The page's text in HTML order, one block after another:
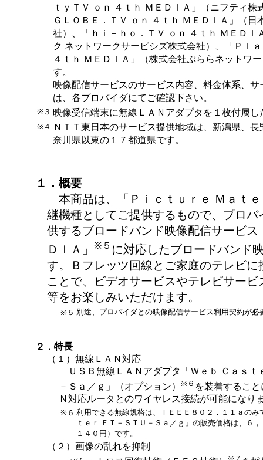
ｔｙＴＶ ｏｎ ４ｔｈ ＭＥＤＩＡ」（ニフティ株
ＧＬＯＢＥ．ＴＶ ｏｎ ４ｔｈ ＭＥＤＩＡ」（日
社）、「ｈｉ－ｈｏ．ＴＶ ｏｎ ４ｔｈ ＭＥＤＩ
ク ネットワークサービシズ株式会社）、「Ｐｌ
４ｔｈ ＭＥＤＩＡ」（株式会社ぷららネットワ
す。
映像配信サービスのサービス内容、料金体系、
は、各プロバイダにてご確認下さい。
※３ 映像受信端末に無線ＬＡＮアダプタを１枚付属し
※４
ＮＴＴ東日本のサービス提供地域は、新潟県、
奈川県以東の１７都道県です。
１．概要
本商品は、「Ｐｉｃｔｕｒｅ Ｍａｔ
継機種としてご提供するもので、プロバ
供するブロードバンド映像配信サービス
ＤＩＡ」
※５ に対応したブロードバンド
す。Ｂフレッツ回線とご家庭のテレビに
ことで、ビデオサービスやテレビサービ
等をお楽しみいただけます。
※５ 別途、プロバイダとの映像配信サービス利用契約が必
２．特長
（１）無線ＬＡＮ対応
ＵＳＢ無線ＬＡＮアダプタ「Ｗｅｂ Ｃａｓｔ
－Ｓａ／ｇ」（オプション） ※６ を装着するこ
Ｎ対応ルータとのワイヤレス接続が可能になり
※６ 利用できる無線規格は、ＩＥＥＥ８０２．１１ａのみ
ｔｅｒ ＦＴ－ＳＴＵ－Ｓａ／ｇ」の販売価格は、６
１４０円）です。
（２）画像の乱れを抑制